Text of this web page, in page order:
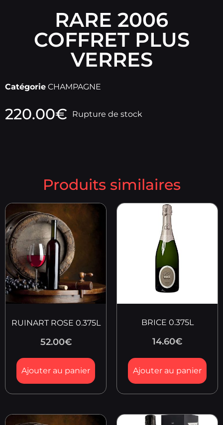
RARE 2006
COFFRET PLUS
VERRES
Catégorie CHAMPAGNE
220.00€ Rupture de stock
Produits similaires
RUINART ROSE 0.375L
52.00€
Ajouter au panier
BRICE 0.375L
14.60€
Ajouter au panier